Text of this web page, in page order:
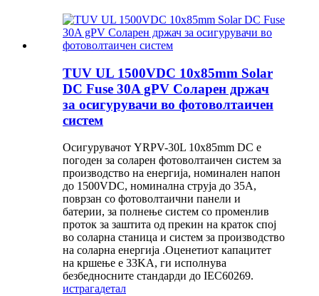
TUV UL 1500VDC 10x85mm Solar
DC Fuse 30A gPV Соларен држач
за осигурувачи во фотоволтаичен
систем
Осигурувачот YRPV-30L 10x85mm DC е
погоден за соларен фотоволтаичен систем за
производство на енергија, номинален напон
до 1500VDC, номинална струја до 35A,
поврзан со фотоволтаични панели и
батерии, за полнење систем со променлив
проток за заштита од прекин на краток спој
во соларна станица и систем за производство
на соларна енергија .Оценетиот капацитет
на кршење е 33KA, ги исполнува
безбедносните стандарди до IEC60269.
истрагадетал